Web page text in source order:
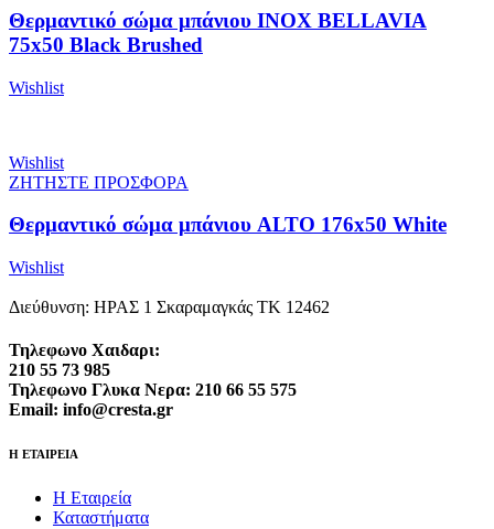
Θερμαντικό σώμα μπάνιου INOX BELLAVIA
75x50 Black Brushed
Wishlist
Wishlist
ΖΗΤΗΣΤΕ ΠΡΟΣΦΟΡΑ
Θερμαντικό σώμα μπάνιου ALTO 176x50 White
Wishlist
Διεύθυνση: ΗΡΑΣ 1 Σκαραμαγκάς ΤΚ 12462
Τηλεφωνο Χαιδαρι:
210 55 73 985
Τηλεφωνο Γλυκα Νερα: 210 66 55 575
Email: info@cresta.gr
Η ΕΤΑΙΡΕΙΑ
Η Εταιρεία
Καταστήματα